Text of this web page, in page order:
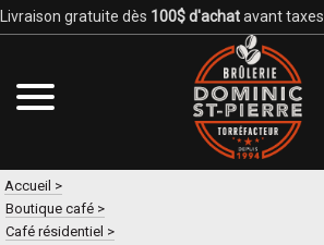
Livraison gratuite dès 100$ d'achatavant taxes.
Accueil
Boutique café
Café résidentiel